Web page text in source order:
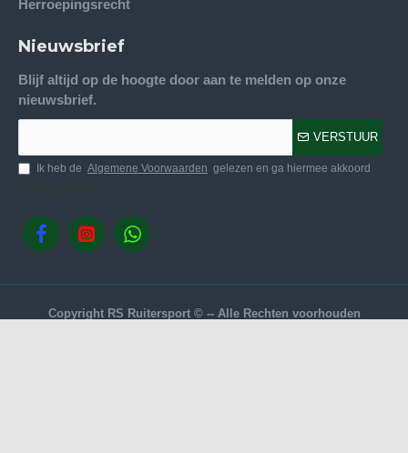
Herroepingsrecht
Nieuwsbrief
Blijf altijd op de hoogte door aan te melden op onze
nieuwsbrief.
VERSTUUR
Ik heb de Algemene Voorwaarden gelezen en ga hiermee akkoord
Copyright RS Ruitersport © -- Alle Rechten voorhouden